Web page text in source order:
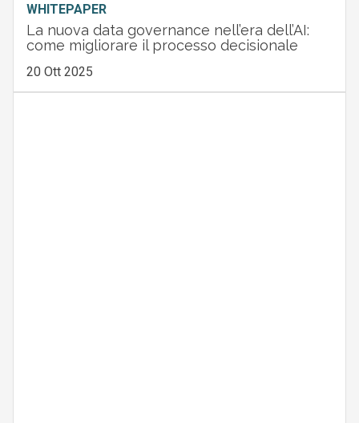
WHITEPAPER
La nuova data governance nell’era dell’AI:
come migliorare il processo decisionale
20 Ott 2025